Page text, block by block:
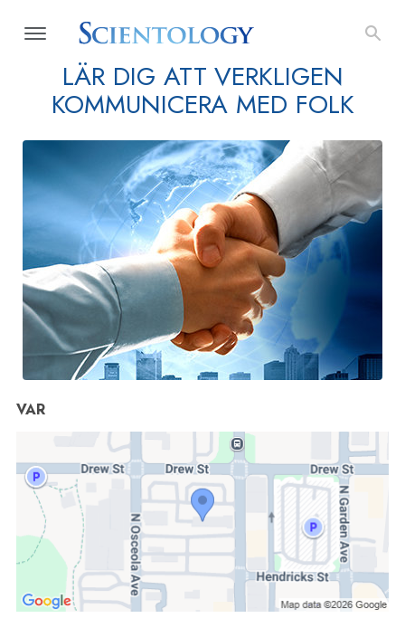
LÄR DIG ATT VERKLIGEN
KOMMUNICERA MED FOLK
VAR